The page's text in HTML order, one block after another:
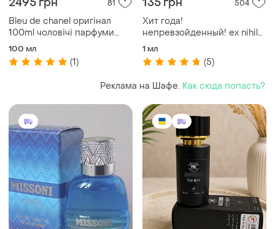
81
Bleu de chanel оригінал
100ml чоловічі парфуми
стійкі шлейфові духи
100 мл
(1)
504
Хит года!
непревзойденный! ex nihilo
blue talisman распив, строго
оригинал!
1 мл
(5)
Реклама на Шафе. Как сюда попасть?